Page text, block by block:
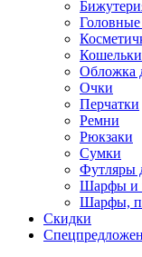
Обложка
Очки
Перчатки
Ремни
Рюкзаки
Сумки
Футляры
Шарфы и
Шарфы,
Скидки